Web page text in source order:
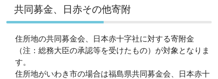
共同募金、日赤その他寄附
住所地の共同募金会、日本赤十字社に対する寄附金
（注：総務大臣の承認等を受けたもの）が対象となりま
す。
住所地がいわき市の場合は福島県共同募金会、日本赤十